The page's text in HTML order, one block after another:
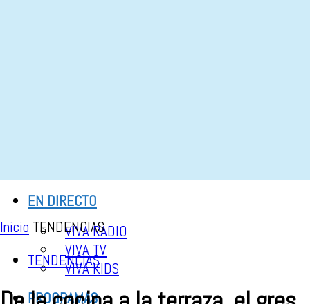
EN DIRECTO
VIVA RADIO
VIVA TV
VIVA KIDS
PROGRAMAS
Inicio TENDENCIAS
TENDENCIAS